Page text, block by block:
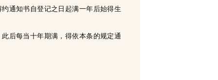
通知书自登记之日起满一年后始得生
后每当十年期满，得依本条的规定通